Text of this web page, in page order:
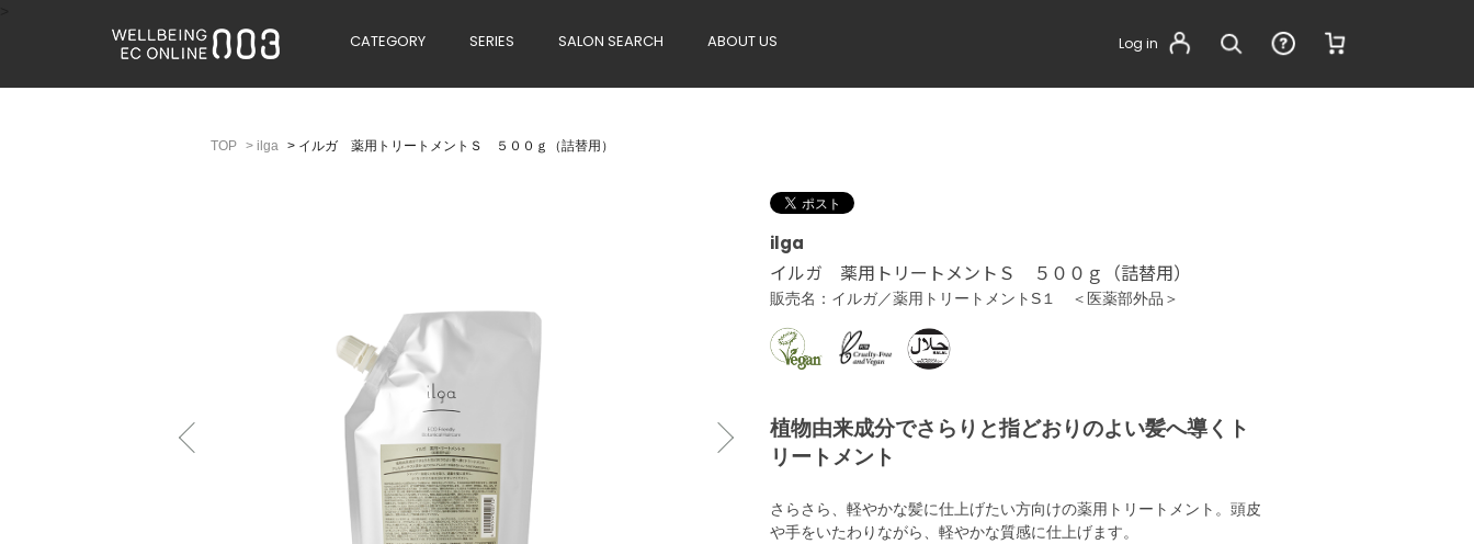
CATEGORY SERIES SALON SEARCH ABOUT US Log in
> ilga > イルガ 薬用トリートメントＳ ５００ｇ（詰替用）
ilga
イルガ 薬用トリートメントＳ ５００ｇ（詰替用）
販売名：イルガ／薬用トリートメントS１ ＜医薬部外品＞
植物由来成分でさらりと指どおりのよい髪へ導くト
リートメント
さらさら、軽やかな髪に仕上げたい方向けの薬用トリートメント。頭皮
や手をいたわりながら、軽やかな質感に仕上げます。